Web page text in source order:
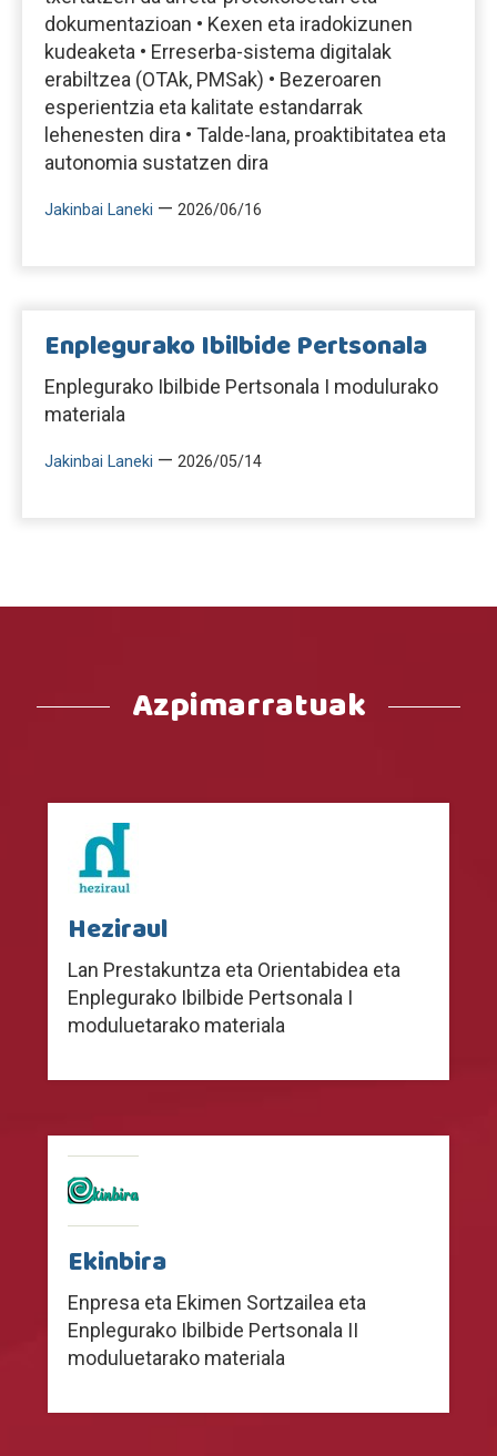
dokumentazioan • Kexen eta iradokizunen
kudeaketa • Erreserba-sistema digitalak
erabiltzea (OTAk, PMSak) • Bezeroaren
esperientzia eta kalitate estandarrak
lehenesten dira • Talde-lana, proaktibitatea eta
autonomia sustatzen dira
Jakinbai Laneki — 2026/06/16
Enplegurako Ibilbide Pertsonala
Enplegurako Ibilbide Pertsonala I modulurako
materiala
Jakinbai Laneki — 2026/05/14
Azpimarratuak
Heziraul
Lan Prestakuntza eta Orientabidea eta
Enplegurako Ibilbide Pertsonala I
moduluetarako materiala
Ekinbira
Enpresa eta Ekimen Sortzailea eta
Enplegurako Ibilbide Pertsonala II
moduluetarako materiala